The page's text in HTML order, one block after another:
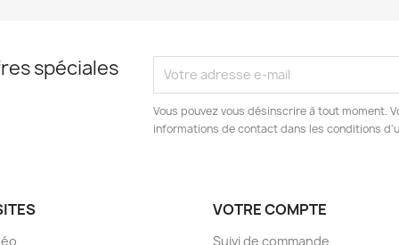
spéciales
Vous pouvez vous désinscrire à tout moment.
informations de contact dans les conditions
VOTRE COMPTE
Suivi de commande